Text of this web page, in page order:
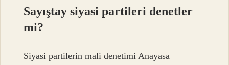
Sayıştay siyasi partileri denetler
mi?
Siyasi partilerin mali denetimi Anayasa